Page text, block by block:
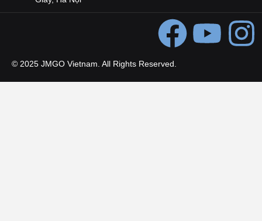
© 2025 JMGO Vietnam. All Rights Reserved.